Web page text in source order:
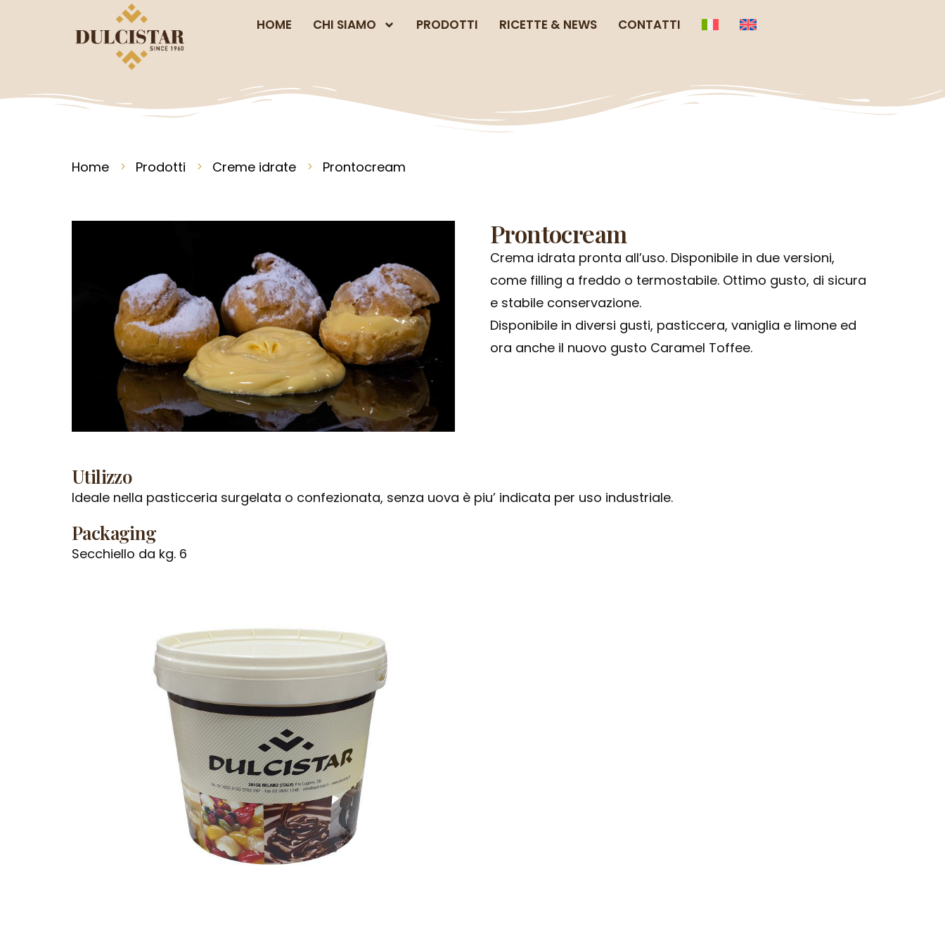
HOME CHI SIAMO PRODOTTI RICETTE & NEWS CONTATTI
Home Prodotti Creme idrate Prontocream
Prontocream
Crema idrata pronta all’uso. Disponibile in due versioni,
come filling a freddo o termostabile. Ottimo gusto, di sicura
e stabile conservazione.
Disponibile in diversi gusti, pasticcera, vaniglia e limone ed
ora anche il nuovo gusto Caramel Toffee.
Utilizzo
Ideale nella pasticceria surgelata o confezionata, senza uova è piu’ indicata per uso industriale.
Packaging
Secchiello da kg. 6